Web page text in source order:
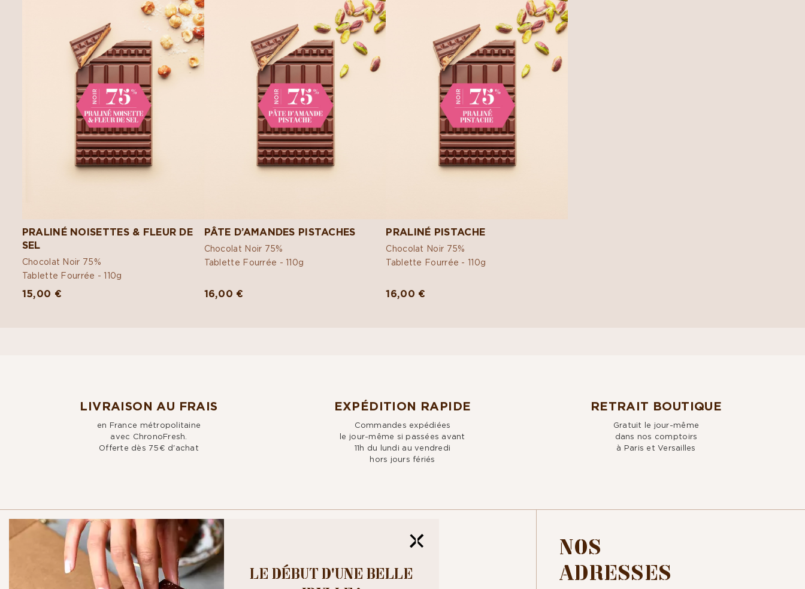
PRALINÉ NOISETTES & FLEUR DE
SEL
Chocolat Noir 75%
Tablette Fourrée - 110g
15,00 €
PÂTE D’AMANDES PISTACHES
Chocolat Noir 75%
Tablette Fourrée - 110g
16,00 €
PRALINÉ PISTACHE
Chocolat Noir 75%
Tablette Fourrée - 110g
16,00 €
LIVRAISON AU FRAIS
en France métropolitaine
avec ChronoFresh.
Offerte dès 75€ d'achat
EXPÉDITION RAPIDE
Commandes expédiées
le jour-même si passées avant
11h du lundi au vendredi
hors jours fériés
RETRAIT BOUTIQUE
Gratuit le jour-même
dans nos comptoirs
à Paris et Versailles
LE DÉBUT D'UNE BELLE
CROQUEZ NOTRE
NOS
ADRESSES